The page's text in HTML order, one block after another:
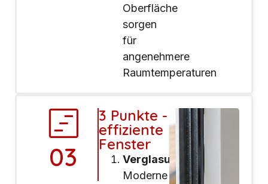
Oberfläche
sorgen
für
angenehmere
Raumtemperaturen
03
3 Punkte -
effiziente
Fenster
Verglasung:
Moderne